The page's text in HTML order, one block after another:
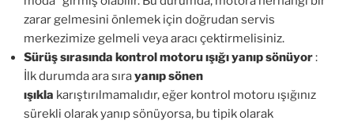
zarar gelmesini önlemek için doğrudan servis
merkezimize gelmeli veya aracı çektirmelisiniz.
Sürüş sırasında kontrol motoru ışığı yanıp sönüyor:
İlk durumda ara sırayanıp sönen
ışıkla karıştırılmamalıdır, eğer kontrol motoru ışığınız
sürekli olarak yanıp sönüyorsa, bu tipik olarak